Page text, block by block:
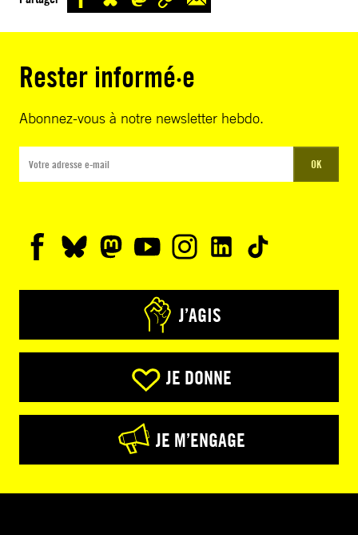
Rester informé·e
Abonnez-vous à notre newsletter hebdo.
OK
J’AGIS
JE DONNE
JE M’ENGAGE